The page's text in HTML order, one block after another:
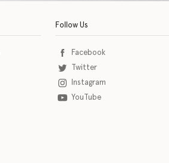
Follow Us
Facebook
Twitter
Instagram
YouTube